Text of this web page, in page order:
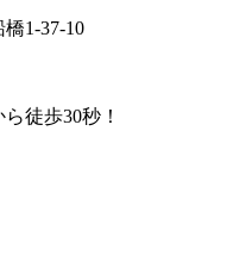
1-37-10
徒歩30秒！